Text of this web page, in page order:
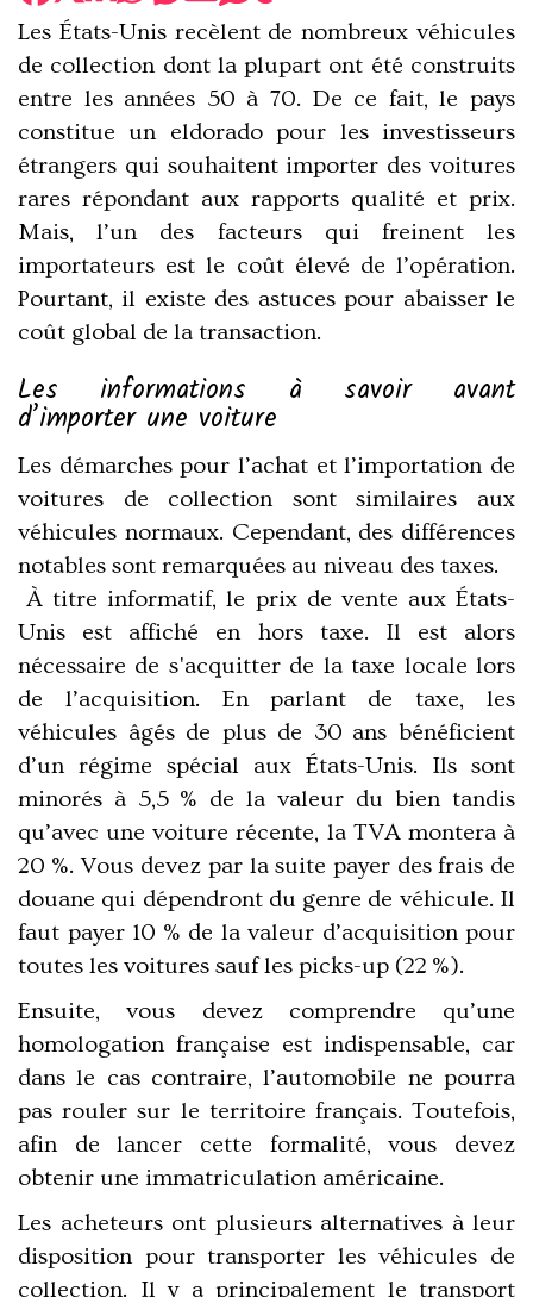
Les États-Unis recèlent de nombreux véhicules
de collection dont la plupart ont été construits
entre les années 50 à 70. De ce fait, le pays
constitue un eldorado pour les investisseurs
étrangers qui souhaitent importer des voitures
rares répondant aux rapports qualité et prix.
Mais, l’un des facteurs qui freinent les
importateurs est le coût élevé de l’opération.
Pourtant, il existe des astuces pour abaisser le
coût global de la transaction.
Les informations à savoir avant
d’importer une voiture
Les démarches pour l’achat et l’importation de
voitures de collection sont similaires aux
véhicules normaux. Cependant, des différences
notables sont remarquées au niveau des taxes.
À titre informatif, le prix de vente aux États-
Unis est affiché en hors taxe. Il est alors
nécessaire de s'acquitter de la taxe locale lors
de l’acquisition. En parlant de taxe, les
véhicules âgés de plus de 30 ans bénéficient
d’un régime spécial aux États-Unis. Ils sont
minorés à 5,5 % de la valeur du bien tandis
qu’avec une voiture récente, la TVA montera à
20 %. Vous devez par la suite payer des frais de
douane qui dépendront du genre de véhicule. Il
faut payer 10 % de la valeur d’acquisition pour
toutes les voitures sauf les picks-up (22 %).
Ensuite, vous devez comprendre qu’une
homologation française est indispensable, car
dans le cas contraire, l’automobile ne pourra
pas rouler sur le territoire français. Toutefois,
afin de lancer cette formalité, vous devez
obtenir une immatriculation américaine.
Les acheteurs ont plusieurs alternatives à leur
disposition pour transporter les véhicules de
collection. Il y a principalement le transport